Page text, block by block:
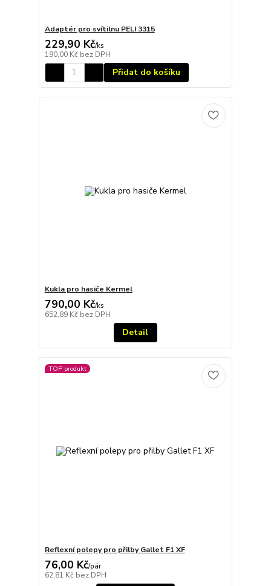
Adaptér pro svítilnu PELI 3315
229,90 Kč/ks
190,00 Kč bez DPH
Přidat do košíku
Kukla pro hasiče Kermel
790,00 Kč/ks
652,89 Kč bez DPH
Detail
TOP produkt
Reflexní polepy pro přilby Gallet F1 XF
76,00 Kč/pár
62,81 Kč bez DPH